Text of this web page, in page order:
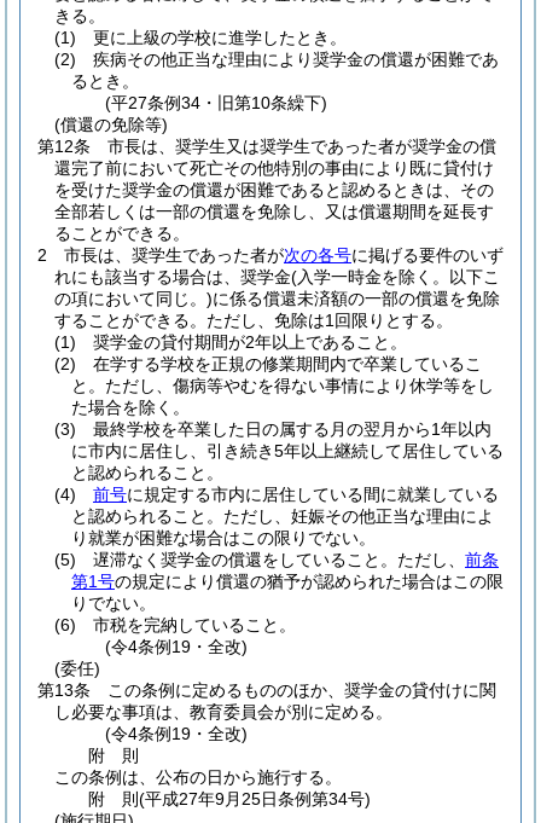
きる。
(1)
更に上級の学校に進学したとき。
(2)
疾病その他正当な理由により奨学金の償還が困難であ
るとき。
(平27条例34・旧第10条繰下)
(償還の免除等)
第12条
市長は、奨学生又は奨学生であった者が奨学金の償
還完了前において死亡その他特別の事由により既に貸付け
を受けた奨学金の償還が困難であると認めるときは、その
全部若しくは一部の償還を免除し、又は償還期間を延長す
ることができる。
2
市長は、奨学生であった者が次の各号に掲げる要件のいず
れにも該当する場合は、奨学金(入学一時金を除く。以下こ
の項において同じ。)に係る償還未済額の一部の償還を免除
することができる。 ただし、免除は1回限りとする。
(1)
奨学金の貸付期間が2年以上であること。
(2)
在学する学校を正規の修業期間内で卒業しているこ
と。 ただし、傷病等やむを得ない事情により休学等をし
た場合を除く。
(3)
最終学校を卒業した日の属する月の翌月から1年以内
に市内に居住し、引き続き5年以上継続して居住している
と認められること。
(4)
前号に規定する市内に居住している間に就業している
と認められること。 ただし、妊娠その他正当な理由によ
り就業が困難な場合はこの限りでない。
(5)
遅滞なく奨学金の償還をしていること。 ただし、 前条
第1号の規定により償還の猶予が認められた場合はこの限
りでない。
(6)
市税を完納していること。
(令4条例19・全改)
(委任)
第13条
この条例に定めるもののほか、奨学金の貸付けに関
し必要な事項は、教育委員会が別に定める。
(令4条例19・全改)
附 則
この条例は、公布の日から施行する。
附 則(平成27年9月25日条例第34号)